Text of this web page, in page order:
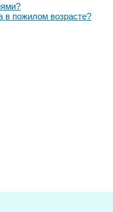
в пожилом возрасте?